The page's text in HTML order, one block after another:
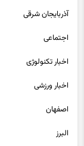
اجتماعی
اخبار تکنولوژی
اخبار ورزشی
اصفهان
البرز
بازار مالی